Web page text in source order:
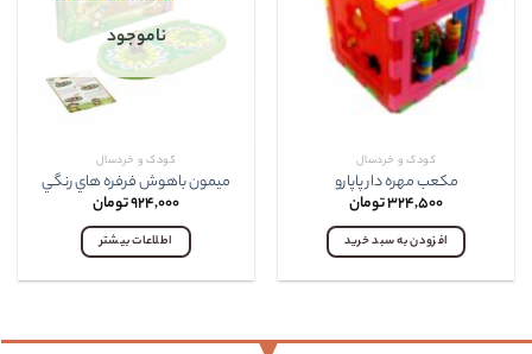
کودک و خردسال
مکعب مهره دار پاپارو
۳۲۴,۵۰۰تومان
افزودن به سبد خرید
ناموجود
کودک و خردسال
ميمون باهوش فرفره هاي رنگي
۹۲۴,۰۰۰تومان
اطلاعات بیشتر